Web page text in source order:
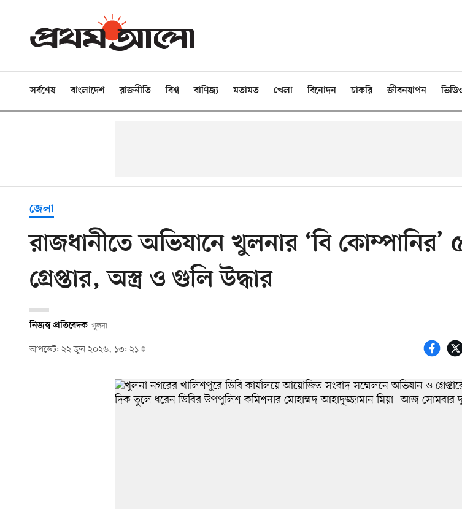
সর্বশেষ বাংলাদেশ রাজনীতি বিশ্ব বাণিজ্য মতামত খেলা বিনোদন চাকরি জীবনযাপন
জেলা
রাজধানীতে অভিযানে খুলনার ‘বি কোম্পানির’
গ্রেপ্তার, অস্ত্র ও গুলি উদ্ধার
নিজস্ব প্রতিবেদক খুলনা
আপডেট: ২২ জুন ২০২৬, ১৩: ২১